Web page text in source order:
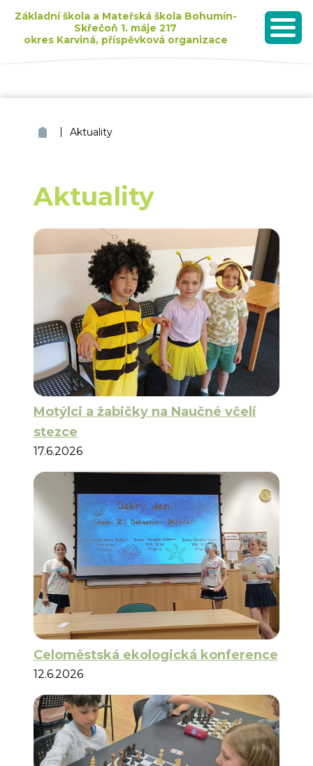
Základní škola a Mateřská škola Bohumín-
Skřečoň 1. máje 217
okres Karviná, příspěvková organizace
MENU
ZŠ a MŠ Bohumín Skřečoň
| Aktuality
Aktuality
Motýlci a žabičky na Naučné včelí
stezce
17.6.2026
Celoměstská ekologická konference
12.6.2026